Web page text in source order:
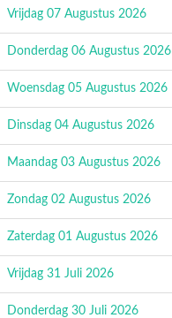
Vrijdag 07 Augustus 2026
Donderdag 06 Augustus 2026
Woensdag 05 Augustus 2026
Dinsdag 04 Augustus 2026
Maandag 03 Augustus 2026
Zondag 02 Augustus 2026
Zaterdag 01 Augustus 2026
Vrijdag 31 Juli 2026
Donderdag 30 Juli 2026